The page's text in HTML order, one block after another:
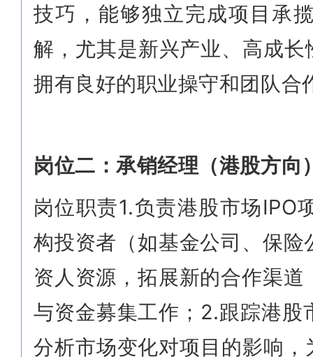
技巧，能够独立完成项目承
解，尤其是新兴产业、高成
拥有良好的职业操守和团队合
岗位二：承销经理（港股方向
岗位职责1.负责港股市场IPO
构投资者（如基金公司、保
资人资源，拓展新的合作渠
与资金募集工作；2.跟踪港
分析市场变化对项目的影响